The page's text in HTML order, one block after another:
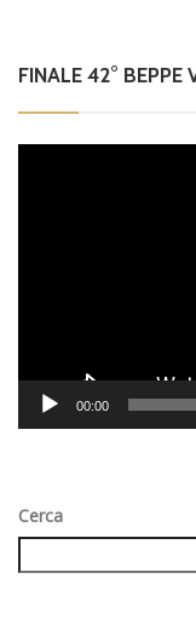
FINALE 42° BEPPE
00:00
Cerca